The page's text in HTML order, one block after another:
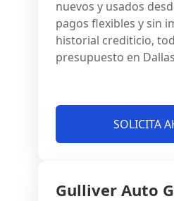
nuevos y usados
pagos flexibles y sin
historial crediticio,
presupuesto en
SOLICITA
Gulliver Auto